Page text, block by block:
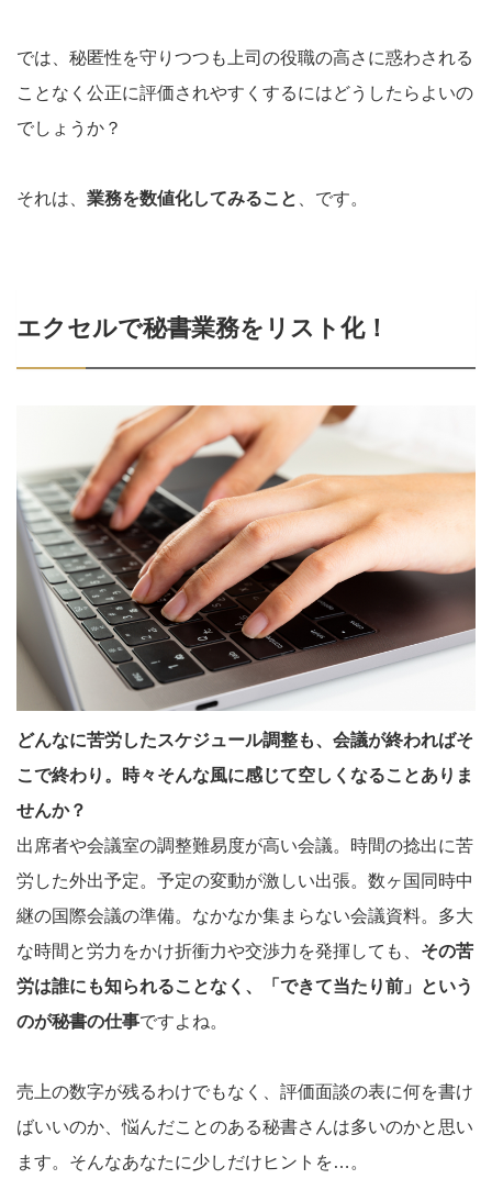
では、秘匿性を守りつつも上司の役職の高さに惑わされる
ことなく公正に評価されやすくするにはどうしたらよいの
でしょうか？
それは、 業務を数値化してみること 、です。
エクセルで秘書業務をリスト化！
どんなに苦労したスケジュール調整も、会議が終わればそ
こで終わり。時々そんな風に感じて空しくなることありま
せんか？
出席者や会議室の調整難易度が高い会議。時間の捻出に苦
労した外出予定。予定の変動が激しい出張。数ヶ国同時中
継の国際会議の準備。なかなか集まらない会議資料。多大
な時間と労力をかけ折衝力や交渉力を発揮しても、 その苦
労は誰にも知られることなく、「できて当たり前」という
のが秘書の仕事ですよね。
売上の数字が残るわけでもなく、評価面談の表に何を書け
ばいいのか、悩んだことのある秘書さんは多いのかと思い
ます。そんなあなたに少しだけヒントを…。